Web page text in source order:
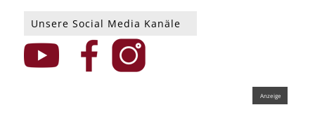
Unsere Social Media Kanäle